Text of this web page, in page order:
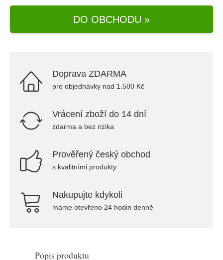
DO OBCHODU »
Doprava ZDARMA
pro objednávky nad 1.500 Kč
Vrácení zboží do 14 dní
zdarma a bez rizika
Prověřený český obchod
s kvalitními produkty
Nakupujte kdykoli
máme otevřeno 24 hodin denně
Popis produktu